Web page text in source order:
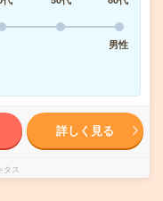
男性
詳しく見る
タス